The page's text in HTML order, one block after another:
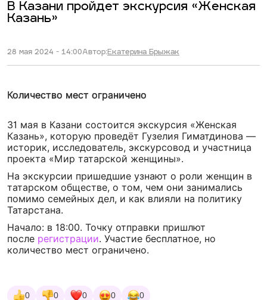
В Казани пройдет экскурсия «Женская
Казань»
28 мая 2024 - 14:00Автор:Екатерина Брыжак
Количество мест ограничено
31 мая в Казани состоится экскурсия «Женская
Казань», которую проведёт Гузелия Гиматдинова —
историк, исследователь, экскурсовод и участница
проекта «Мир татарской женщины».
На экскурсии пришедшие узнают о роли женщин в
татарском обществе, о том, чем они занимались
помимо семейных дел, и как влияли на политику
Татарстана.
Начало: в 18:00. Точку отправки пришлют
после регистрации. Участие бесплатное, но
количество мест ограничено.
0 0 0 0 0